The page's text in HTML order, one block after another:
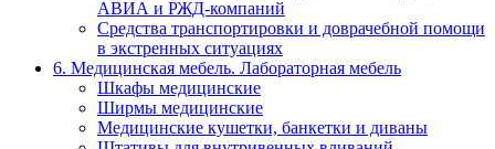
АВИА и РЖД-компаний
Средства транспортировки и доврачебной помощи
в экстренных ситуациях
6. Медицинская мебель. Лабораторная мебель
Шкафы медицинские
Ширмы медицинские
Медицинские кушетки, банкетки и диваны